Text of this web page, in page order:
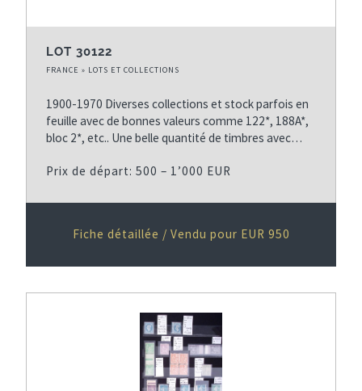
LOT 30122
FRANCE » LOTS ET COLLECTIONS
1900-1970 Diverses collections et stock parfois en
feuille avec de bonnes valeurs comme 122*, 188A*,
bloc 2*, etc.. Une belle quantité de timbres avec…
Prix de départ: 500 – 1’000 EUR
Fiche détaillée / Vendu pour EUR 950